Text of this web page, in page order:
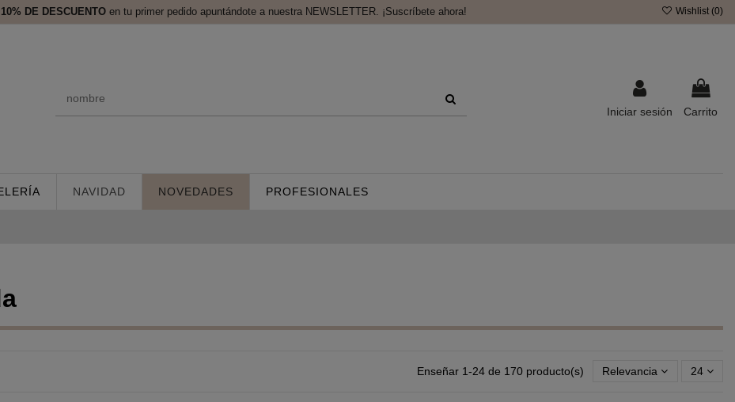
10% DE DESCUENTOen tu primer pedido apuntándote a nuestra NEWSLETTER. ¡Suscríbete ahora! Wishlist (0)
Iniciar sesión Carrito
NAVIDAD NOVEDADES PROFESIONALES
Enseñar 1-24 de 170 producto(s) Relevancia 24